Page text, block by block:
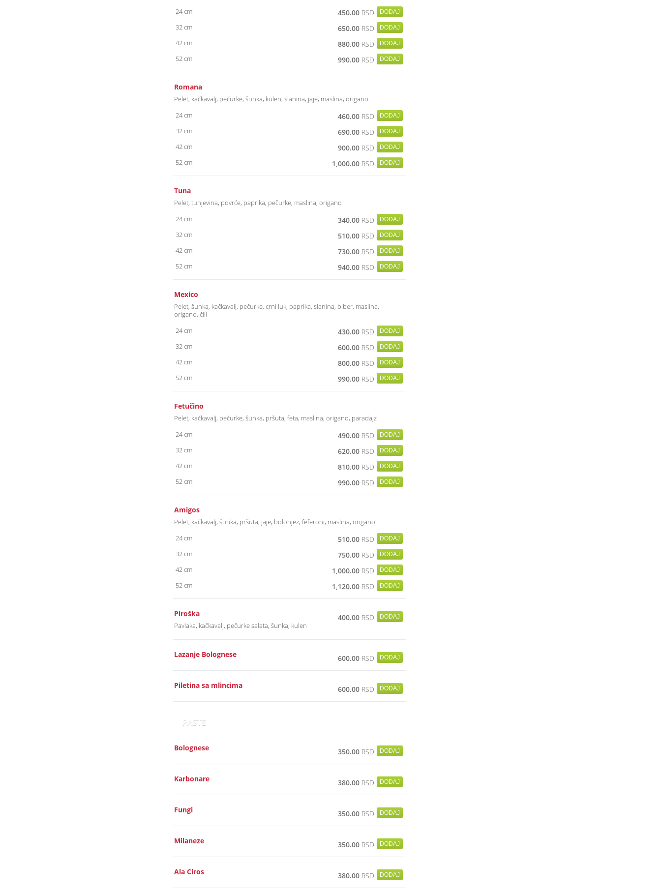
24 cm
450.00 RSD
32 cm 650.00 RSD
42 cm 880.00 RSD
52 cm 990.00 RSD
Romana
Pelet, kačkavalj, pečurke, šunka, kulen, slanina, jaje, maslina, origano
24 cm
460.00 RSD
32 cm 690.00 RSD
42 cm 900.00 RSD
52 cm 1,000.00 RSD
Tuna
Pelet, tunjevina, povrće, paprika, pečurke, maslina, origano
24 cm
340.00 RSD
32 cm 510.00 RSD
42 cm 730.00 RSD
52 cm 940.00 RSD
Mexico
Pelet, šunka, kačkavalj, pečurke, crni luk, paprika, slanina, biber, maslina,
origano, čili
24 cm
430.00 RSD
32 cm 600.00 RSD
42 cm 800.00 RSD
52 cm 990.00 RSD
Fetučino
Pelet, kačkavalj, pečurke, šunka, pršuta, feta, maslina, origano, paradajz
24 cm
490.00 RSD
32 cm 620.00 RSD
42 cm 810.00 RSD
52 cm 990.00 RSD
Amigos
Pelet, kačkavalj, šunka, pršuta, jaje, bolonjez, feferoni, maslina, origano
24 cm
510.00 RSD
32 cm 750.00 RSD
42 cm 1,000.00 RSD
52 cm 1,120.00 RSD
Piroška
Pavlaka, kačkavalj, pečurke salata, šunka, kulen
400.00 RSD
Lazanje Bolognese 600.00 RSD
Piletina sa mlincima 600.00 RSD
PASTE
Bolognese 350.00 RSD
Karbonare 380.00 RSD
Fungi 350.00 RSD
Milaneze 350.00 RSD
Ala Ciros 380.00 RSD